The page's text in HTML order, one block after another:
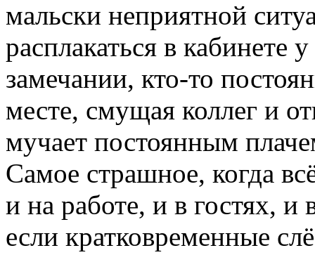
мальски неприятной
расплакаться в кабинете
замечании, кто-то
месте, смущая коллег и
мучает постоянным
Самое страшное, когда
и на работе, и в гостях,
если кратковременные